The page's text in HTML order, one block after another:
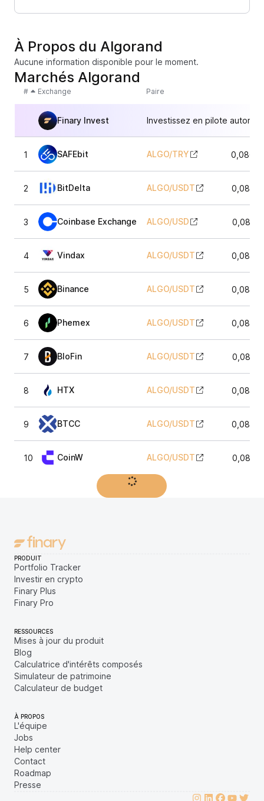
À Propos du Algorand
Aucune information disponible pour le moment.
Marchés Algorand
# Exchange Paire
Finary Invest Investissez en pilote
1 SAFEbit ALGO/TRY
2 BitDelta ALGO/USDT
3 Coinbase Exchange ALGO/USD
4 Vindax ALGO/USDT
5 Binance ALGO/USDT
6 Phemex ALGO/USDT
7 BloFin ALGO/USDT
8 HTX ALGO/USDT
9 BTCC ALGO/USDT
10 CoinW ALGO/USDT
Afficher plus
PRODUIT
Portfolio Tracker
Investir en crypto
Finary Plus
Finary Pro
RESSOURCES
Mises à jour du produit
Blog
Calculatrice d'intérêts composés
Simulateur de patrimoine
Calculateur de budget
À PROPOS
L'équipe
Jobs
Help center
Contact
Roadmap
Presse